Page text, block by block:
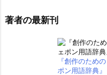
著者の最新刊
『創作のため
ポン用語辞典』